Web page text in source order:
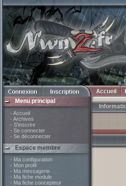
Menu principal
- Accueil
- Archives
- S'inscrire
- Se connecter
- Se déconnecter
Espace membre
- Ma configuration
- Mon profil
- Ma messagerie
- Ma fiche module
- Ma fiche concepteur